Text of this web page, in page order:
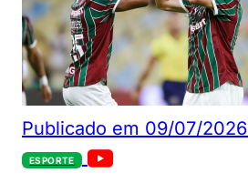
Publicado em 09/07/2026
ESPORTE